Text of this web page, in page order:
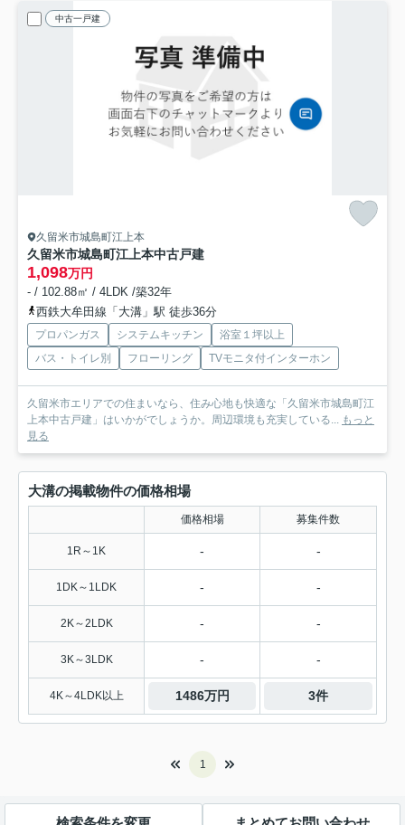
中古一戸建
久留米市城島町江上本
久留米市城島町江上本中古戸建
1,098万円
- / 102.88㎡ / 4LDK /築32年
西鉄大牟田線「大溝」駅 徒歩36分
プロパンガス システムキッチン
浴室１坪以上
バス・トイレ別
フローリング TVモニタ付インターホン
久留米市エリアでの住まいなら、住み心地も快適な「久留米市城島町江
上本中古戸建」はいかがでしょうか。周辺環境も充実している... もっと
見る
大溝の掲載物件の価格相場
価格相場 募集件数
1R～1K - -
1DK～1LDK - -
2K～2LDK - -
3K～3LDK - -
4K～4LDK以上 1486万円 3件
1